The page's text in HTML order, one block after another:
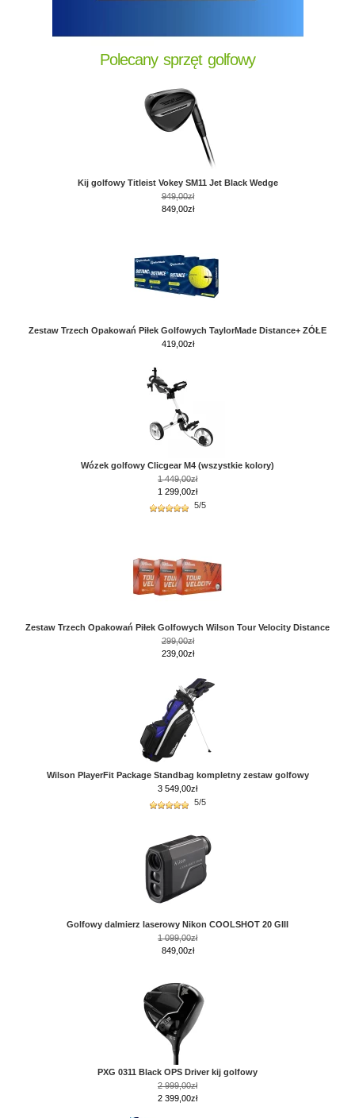
Polecany sprzęt golfowy
Kij golfowy Titleist Vokey SM11 Jet Black Wedge
949,00zł
849,00zł
Zestaw Trzech Opakowań Piłek Golfowych TaylorMade Distance+ ZÓŁE
419,00zł
Wózek golfowy Clicgear M4 (wszystkie kolory)
1 449,00zł
1 299,00zł
5/5
Zestaw Trzech Opakowań Piłek Golfowych Wilson Tour Velocity Distance
299,00zł
239,00zł
Wilson PlayerFit Package Standbag kompletny zestaw golfowy
3 549,00zł
5/5
Golfowy dalmierz laserowy Nikon COOLSHOT 20 GIII
1 099,00zł
849,00zł
PXG 0311 Black OPS Driver kij golfowy
2 999,00zł
2 399,00zł